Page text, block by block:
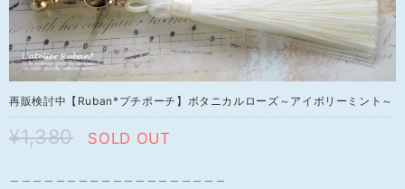
再販検討中【Ruban*プチポーチ】ボタニカルローズ～アイボリーミント～
¥1,380 SOLD OUT